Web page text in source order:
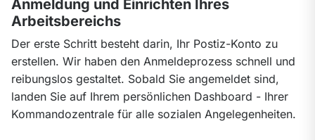
Anmeldung und Einrichten Ihres
Arbeitsbereichs
Der erste Schritt besteht darin, Ihr Postiz-Konto zu
erstellen. Wir haben den Anmeldeprozess schnell und
reibungslos gestaltet. Sobald Sie angemeldet sind,
landen Sie auf Ihrem persönlichen Dashboard - Ihrer
Kommandozentrale für alle sozialen Angelegenheiten.